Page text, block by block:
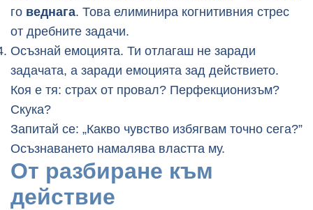
го веднага. Това елиминира когнитивния стрес
от дребните задачи.
Осъзнай емоцията. Ти отлагаш не заради
задачата, а заради емоцията зад действието.
Коя е тя: страх от провал? Перфекционизъм?
Скука?
Запитай се: „Какво чувство избягвам точно сега?”
Осъзнаването намалява властта му.
От разбиране към
действие